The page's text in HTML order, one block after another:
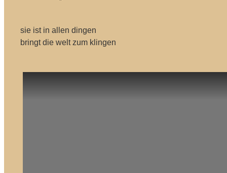
sie ist in allen dingen
bringt die welt zum klingen